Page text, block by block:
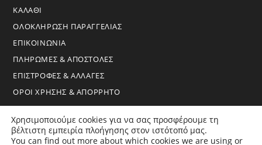
ΚΑΛΑΘΙ
ΟΛΟΚΛΗΡΩΣΗ ΠΑΡΑΓΓΕΛΙΑΣ
ΕΠΙΚΟΙΝΩΝΙΑ
ΠΛΗΡΩΜΕΣ & ΑΠΟΣΤΟΛΕΣ
ΕΠΙΣΤΡΟΦΕΣ & ΑΛΛΑΓΕΣ
ΟΡΟΙ ΧΡΗΣΗΣ & ΑΠΟΡΡΗΤΟ
Χρησιμοποιούμε cookies για να σας προσφέρουμε τη
βέλτιστη εμπειρία πλοήγησης στον ιστότοπό μας.
You can find out more about which cookies we are using or